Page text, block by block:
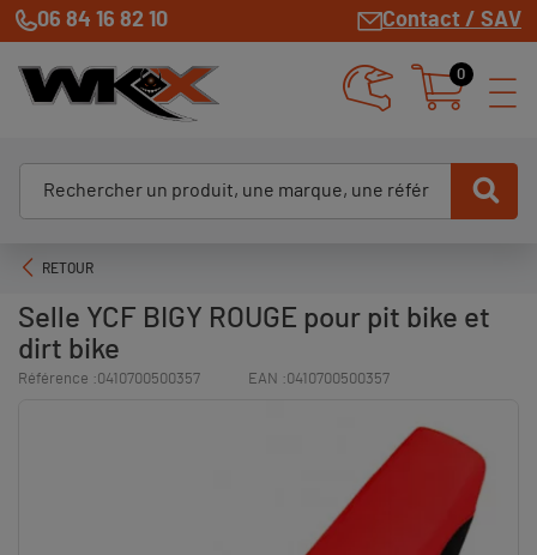
06 84 16 82 10 Contact / SAV
0
RETOUR
Selle YCF BIGY ROUGE pour pit bike et
dirt bike
Référence :0410700500357 EAN :0410700500357